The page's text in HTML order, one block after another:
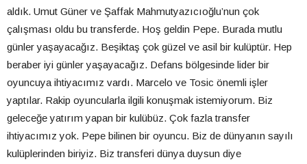
aldık. Umut Güner ve Şaffak Mahmutyazıcıoğlu’nun çok
çalışması oldu bu transferde. Hoş geldin Pepe. Burada mutlu
günler yaşayacağız. Beşiktaş çok güzel ve asil bir kulüptür. Hep
beraber iyi günler yaşayacağız. Defans bölgesinde lider bir
oyuncuya ihtiyacımız vardı. Marcelo ve Tosic önemli işler
yaptılar. Rakip oyuncularla ilgili konuşmak istemiyorum. Biz
geleceğe yatırım yapan bir kulübüz. Çok fazla transfer
ihtiyacımız yok. Pepe bilinen bir oyuncu. Biz de dünyanın sayılı
kulüplerinden biriyiz. Biz transferi dünya duysun diye